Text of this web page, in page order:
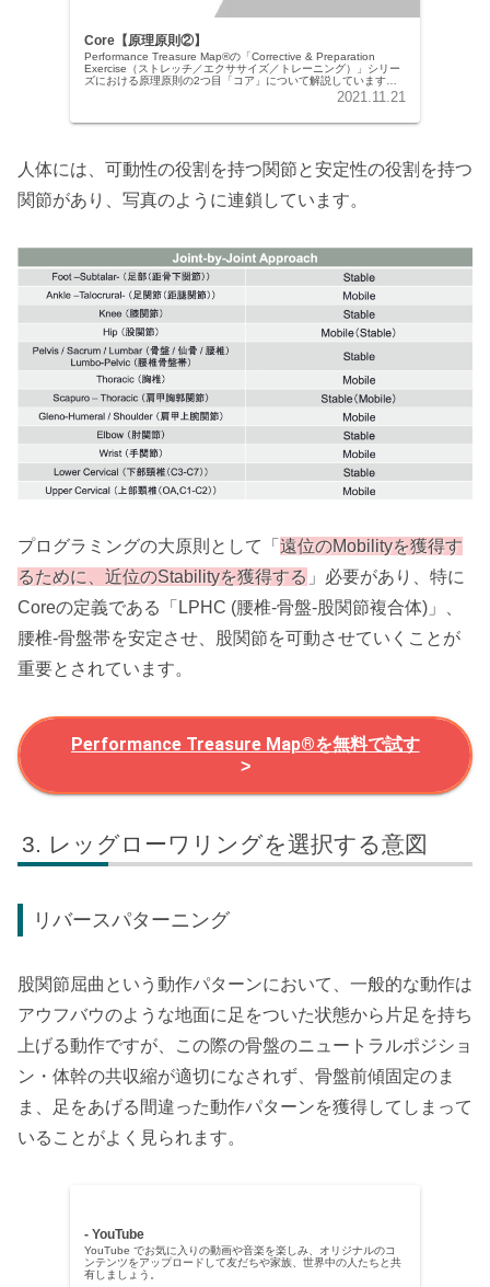
Core【原理原則②】
Performance Treasure Map®の「Corrective & Preparation
Exercise（ストレッチ／エクササイズ／トレーニング）」シリー
ズにおける原理原則の2つ目「コア」について解説しています。
この記事では、コアの定義を腰椎・骨盤・股関節複合体
（Lumbo-Pelvic-Hip Complex：LPHC）とし、モビリティとスタ
（DLS、POS、AOS、LS）の役割、さらにスタビリティとリジ
2021.11.21
人体には、可動性の役割を持つ関節と安定性の役割を持つ
関節があり、写真のように連鎖しています。
プログラミングの大原則として「 遠位のMobilityを獲得す
るために、近位のStabilityを獲得する 」必要があり、特に
Coreの定義である「LPHC (腰椎-骨盤-股関節複合体)」、
腰椎-骨盤帯を安定させ、股関節を可動させていくことが
重要とされています。
Performance Treasure Map®を無料で試す
>
レッグローワリングを選択する意図
リバースパターニング
股関節屈曲という動作パターンにおいて、一般的な動作は
アウフバウのような地面に足をついた状態から片足を持ち
上げる動作ですが、この際の骨盤のニュートラルポジショ
ン・体幹の共収縮が適切になされず、骨盤前傾固定のま
ま、足をあげる間違った動作パターンを獲得してしまって
いることがよく見られます。
- YouTube
YouTube でお気に入りの動画や音楽を楽しみ、オリジナルのコ
ンテンツをアップロードして友だちや家族、世界中の人たちと共
有しましょう。